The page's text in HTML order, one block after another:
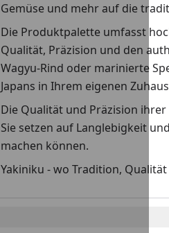
Gemüse und mehr auf die
Die Produktpalette umfasst
Qualität, Präzision und den
Wagyu-Rind oder marinierte
Japans in Ihrem eigenen
Die Qualität und Präzision
Sie setzen auf Langlebigkeit
machen können.
Yakiniku - wo Tradition,